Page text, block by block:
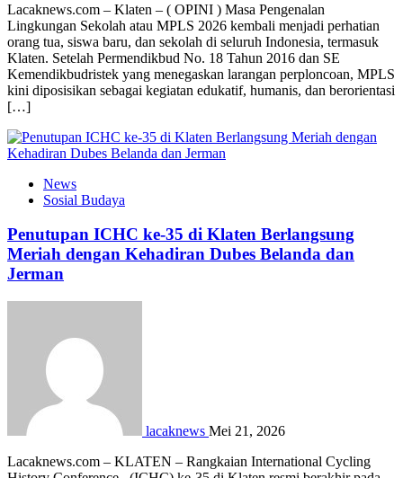
Lacaknews.com – Klaten – ( OPINI ) Masa Pengenalan
Lingkungan Sekolah atau MPLS 2026 kembali menjadi perhatian
orang tua, siswa baru, dan sekolah di seluruh Indonesia, termasuk
Klaten. Setelah Permendikbud No. 18 Tahun 2016 dan SE
Kemendikbudristek yang menegaskan larangan perploncoan, MPLS
kini diposisikan sebagai kegiatan edukatif, humanis, dan berorientasi
[…]
News
Sosial Budaya
Penutupan ICHC ke-35 di Klaten Berlangsung
Meriah dengan Kehadiran Dubes Belanda dan
Jerman
lacaknews Mei 21, 2026
Lacaknews.com – KLATEN – Rangkaian International Cycling